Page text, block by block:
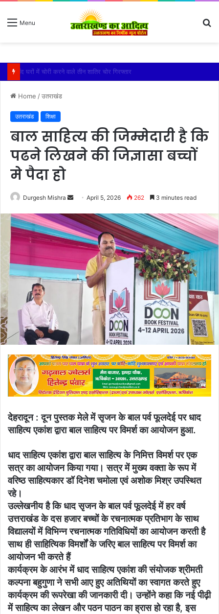
Menu
बारिश ने बढ़ाई दहशत, दरकने लगी जमीन, 10 परिवारों ने छोड़े घर
Home /उतराखंड
उतराखंड शिक्षा
बाल साहित्य की जिम्मेदारी है कि
पढने लिखने की जिज्ञासा बच्चों
मे पैदा हो
Durgesh Mishra
Send
email
April 5, 2026 262 3 minutes read
देहरादून : दून पुस्तक मेले में सृजन के बाल पर्व फूलदेई पर धाद
साहित्य एकांश द्वारा बाल साहित्य पर विमर्श का आयोजन हुआ.
धाद साहित्य एकांश द्वारा बाल साहित्य के निमित्त विमर्श पर एक
सत्र का आयोजन किया गया। सत्र में मुख्य वक्ता के रूप में
वरिष्ठ साहित्यकार डॉ दिनेश चमोला एवं अशोक मिश्र उपस्थित
रहे।
उल्लेखनीय है कि धाद सृजन के बाल पर्व फूलदेई में हर वर्ष
उत्तराखंड के दस हजार बच्चों के रचनात्मक प्रतिभाग के साथ
विद्यालयों में विभिन्न रचनात्मक गतिविधियों का आयोजन करती है
साथ ही साहित्यिक विमर्शों के जरिए बाल साहित्य पर विमर्श का
आयोजन भी करते हैं
कार्यक्रम के आरंभ में धाद साहित्य एकांश की संयोजक श्रीमती
कल्पना बहुगुणा ने सभी आए हुए अतिथियों का स्वागत करते हुए
कार्यक्रम की रूपरेखा की जानकारी दी। उन्होंने कहा कि नई पीढ़ी
में साहित्य का लेखन और पठन पाठन का ह्रास हो रहा है, इस